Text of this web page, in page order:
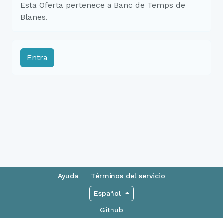
Esta Oferta pertenece a Banc de Temps de
Blanes.
Entra
Ayuda Términos del servicio
Español
Github